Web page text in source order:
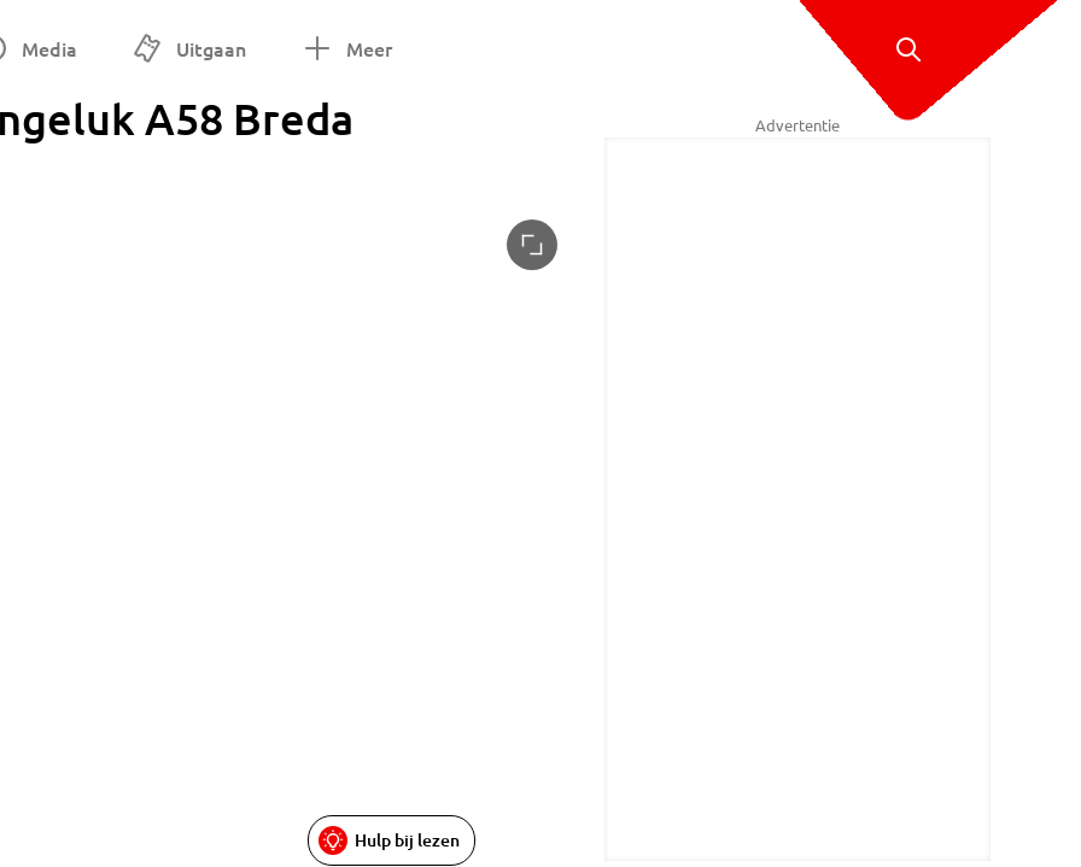
Media Uitgaan Meer
A58 Breda
Hulp bij lezen
Advertentie